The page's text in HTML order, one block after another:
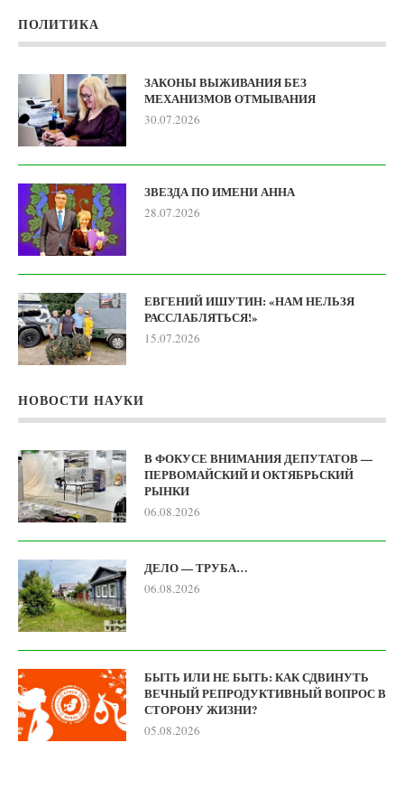
ПОЛИТИКА
ЗАКОНЫ ВЫЖИВАНИЯ БЕЗ
МЕХАНИЗМОВ ОТМЫВАНИЯ
30.07.2026
ЗВЕЗДА ПО ИМЕНИ АННА
28.07.2026
ЕВГЕНИЙ ИШУТИН: «НАМ НЕЛЬЗЯ
РАССЛАБЛЯТЬСЯ!»
15.07.2026
НОВОСТИ НАУКИ
В ФОКУСЕ ВНИМАНИЯ ДЕПУТАТОВ —
ПЕРВОМАЙСКИЙ И ОКТЯБРЬСКИЙ
РЫНКИ
06.08.2026
ДЕЛО — ТРУБА…
06.08.2026
БЫТЬ ИЛИ НЕ БЫТЬ: КАК СДВИНУТЬ
ВЕЧНЫЙ РЕПРОДУКТИВНЫЙ ВОПРОС В
СТОРОНУ ЖИЗНИ?
05.08.2026